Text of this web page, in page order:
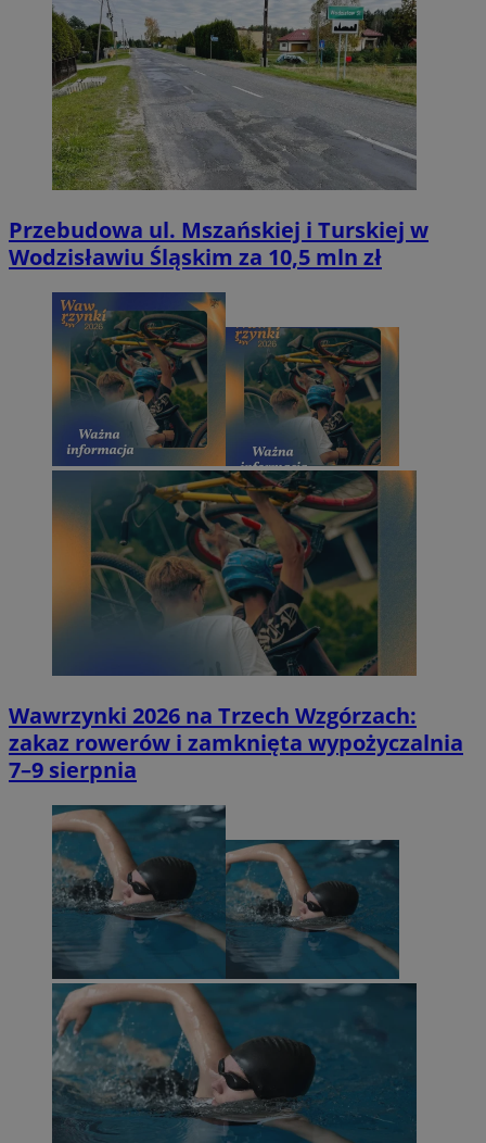
Przebudowa ul. Mszańskiej i Turskiej w
Wodzisławiu Śląskim za 10,5 mln zł
Wawrzynki 2026 na Trzech Wzgórzach:
zakaz rowerów i zamknięta wypożyczalnia
7–9 sierpnia